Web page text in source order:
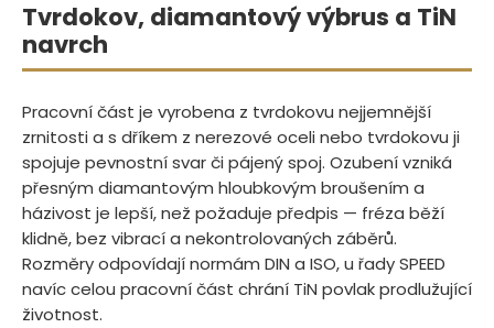
Tvrdokov, diamantový výbrus a TiN
navrch
Pracovní část je vyrobena z tvrdokovu nejjemnější
zrnitosti a s dříkem z nerezové oceli nebo tvrdokovu ji
spojuje pevnostní svar či pájený spoj. Ozubení vzniká
přesným diamantovým hloubkovým broušením a
házivost je lepší, než požaduje předpis — fréza běží
klidně, bez vibrací a nekontrolovaných záběrů.
Rozměry odpovídají normám DIN a ISO, u řady SPEED
navíc celou pracovní část chrání TiN povlak prodlužující
životnost.